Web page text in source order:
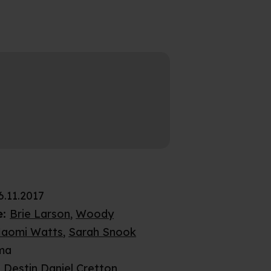
: Brie Larson, Woody
Watts, Sarah Snook